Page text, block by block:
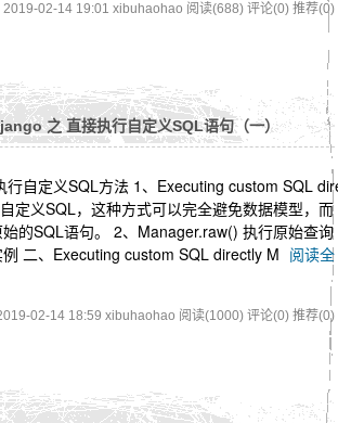
2019-02-14 19:01 xibuhaohao 阅读(688) 评论(0) 推荐(0)
之 直接执行自定义SQL语句（一）
行自定义SQL方法 1、Executing custom SQL
定义SQL，这种方式可以完全避免数据模型，而
的SQL语句。 2、Manager.raw() 执行原始查询
二、Executing custom SQL directly M 阅读全
02-14 18:59 xibuhaohao 阅读(1000) 评论(0) 推荐(0)